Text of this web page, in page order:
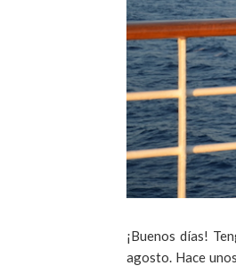
¡Buenos días!
agosto. Hace